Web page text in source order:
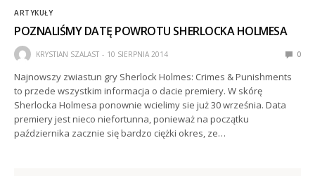
ARTYKUŁY
POZNALIŚMY DATĘ POWROTU SHERLOCKA HOLMESA
KRYSTIAN SZALAST 10 SIERPNIA 2014 0
Najnowszy zwiastun gry Sherlock Holmes: Crimes & Punishments
to przede wszystkim informacja o dacie premiery. W skórę
Sherlocka Holmesa ponownie wcielimy sie już 30 września. Data
premiery jest nieco niefortunna, ponieważ na początku
października zacznie się bardzo ciężki okres, ze…